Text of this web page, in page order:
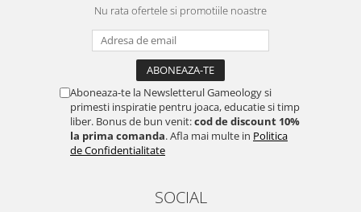
Nu rata ofertele si promotiile noastre
Aboneaza-te la Newsletterul Gameology si
primesti inspiratie pentru joaca, educatie si timp
liber. Bonus de bun venit:cod de discount 10%
la prima comanda. Afla mai multe in Politica
de Confidentialitate
SOCIAL